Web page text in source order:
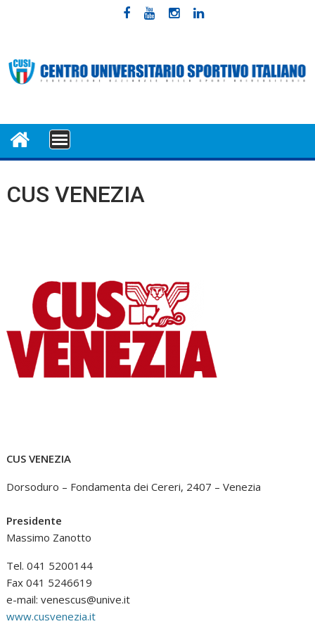
MENU
CUS VENEZIA
CUS VENEZIA
Dorsoduro – Fondamenta dei Cereri, 2407 – Venezia
Presidente
Massimo Zanotto
Tel. 041 5200144
Fax 041 5246619
e-mail:venescus@unive.it
www.cusvenezia.it